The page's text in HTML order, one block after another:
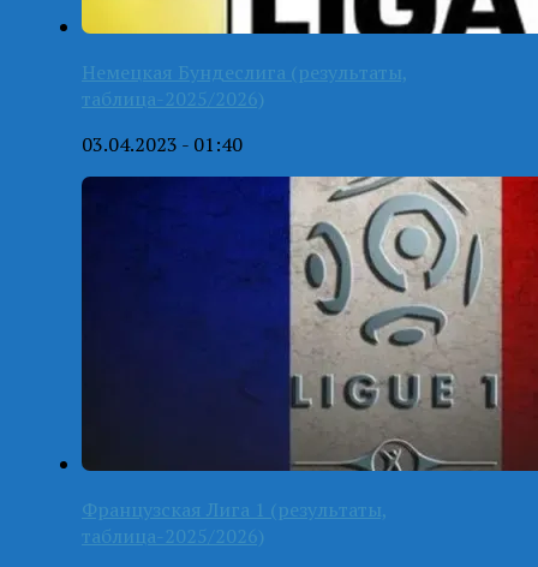
Немецкая Бундеслига (результаты,
таблица-2025/2026)
03.04.2023 - 01:40
Французская Лига 1 (результаты,
таблица-2025/2026)